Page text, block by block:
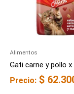
Alimentos
Gati carne y pollo x
Precio: $